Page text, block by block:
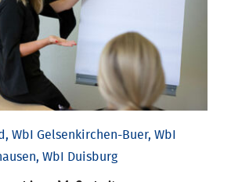
WbI Gelsenkirchen-Buer, WbI
WbI Duisburg